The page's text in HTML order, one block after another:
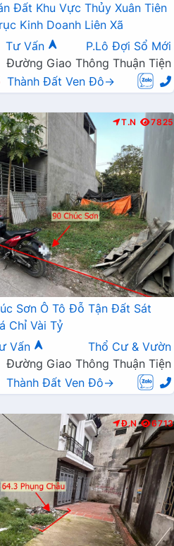
Đất Khu Vực Thủy Xuân Tiên
Kinh Doanh Liên Xã
Tư Vấn
P.Lô Đợi Sổ Mới
Đường Giao Thông Thuận Tiện
Thành Đất Ven Đô→
T.N 7825
Sơn Ô Tô Đỗ Tận Đất Sát
Chỉ Vài Tỷ
Vấn
Thổ Cư & Vườn
Đường Giao Thông Thuận Tiện
Thành Đất Ven Đô→
Đ.N 6713